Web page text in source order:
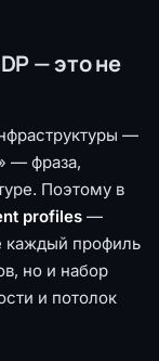
— это не
—
— фраза,
Поэтому в
profiles —
каждый профиль
но и набор
и потолок